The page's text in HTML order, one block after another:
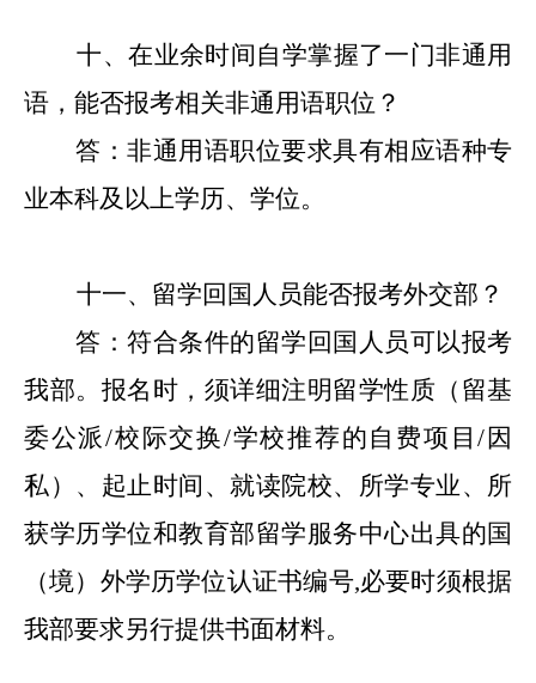
十、在业余时间自学掌握了一门非通用
语，能否报考相关非通用语职位？
答：非通用语职位要求具有相应语种专
业本科及以上学历、学位。
十一、留学回国人员能否报考外交部？
答：符合条件的留学回国人员可以报考
我部。报名时，须详细注明留学性质（ 留基
委公派/校际交换/学校推荐的自费项目/ 因
私）、起止时间、就读院校、所学专业、所
获学历学位和教育部留学服务中心出具的国
（境）外学历学位认证书编号,必要时须根据
我部要求另行提供书面材料。